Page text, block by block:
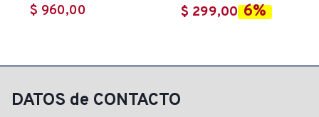
$ 960,00
precio
$ 299,00El6%
DATOS de CONTACTO